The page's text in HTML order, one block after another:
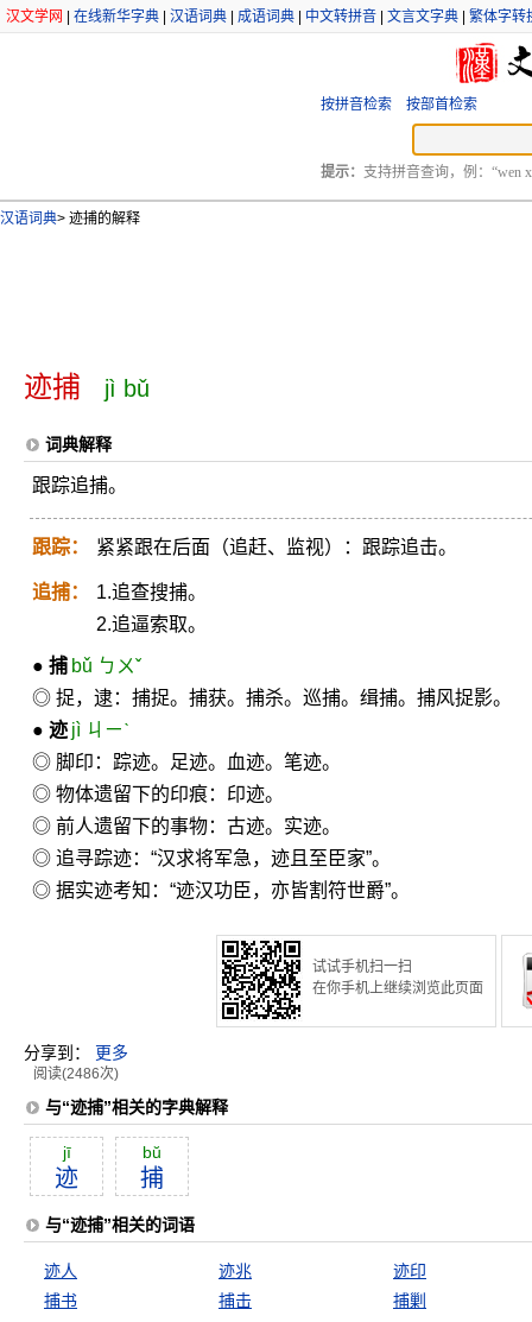
汉文学网 在线新华字典 汉语词典 成语词典 中文转拼音 文言文字典 繁体字转
按拼音检索 按部首检索
提示： 支持拼音查询，例：“wen
汉语词典> 迹捕的解释
迹捕 jì bǔ
词典解释
跟踪追捕。
跟踪： 紧紧跟在后面（追赶、监视）：跟踪追击。
追捕：
1.追查搜捕。
2.追逼索取。
● 捕 bǔ ㄅㄨˇ
◎ 捉，逮：捕捉。捕获。捕杀。巡捕。缉捕。捕风捉影。
● 迹 jì ㄐㄧˋ
◎ 脚印：踪迹。足迹。血迹。笔迹。
◎ 物体遗留下的印痕：印迹。
◎ 前人遗留下的事物：古迹。实迹。
◎ 追寻踪迹：“汉求将军急，迹且至臣家”。
◎ 据实迹考知：“迹汉功臣，亦皆割符世爵”。
试试手机扫一扫
在你手机上继续浏览此页面
分享到： 更多
阅读(2486次)
与“迹捕”相关的字典解释
jī
迹
bŭ
捕
与“迹捕”相关的词语
迹人 迹兆
迹印
捕书
捕击 捕剿